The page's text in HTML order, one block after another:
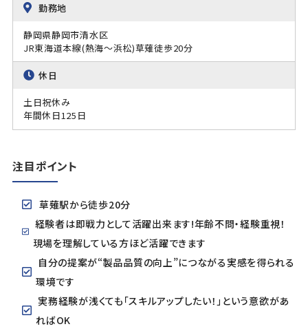
勤務地
静岡県静岡市清水区
JR東海道本線(熱海～浜松)草薙徒歩20分
休日
土日祝休み
年間休日125日
注目ポイント
草薙駅から徒歩20分
経験者は即戦力として活躍出来ます!年齢不問・経験重視！
現場を理解している方ほど活躍できます
自分の提案が“製品品質の向上”につながる実感を得られる
環境です
実務経験が浅くても「スキルアップしたい！」という意欲があ
ればOK